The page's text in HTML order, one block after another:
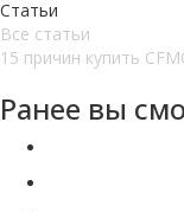
Статьи
Все статьи
15 причин купить
Ранее вы